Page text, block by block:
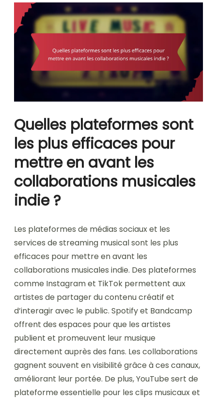
Quelles plateformes sont
les plus efficaces pour
mettre en avant les
collaborations musicales
indie ?
Les plateformes de médias sociaux et les
services de streaming musical sont les plus
efficaces pour mettre en avant les
collaborations musicales indie. Des plateformes
comme Instagram et TikTok permettent aux
artistes de partager du contenu créatif et
d’interagir avec le public. Spotify et Bandcamp
offrent des espaces pour que les artistes
publient et promeuvent leur musique
directement auprès des fans. Les collaborations
gagnent souvent en visibilité grâce à ces canaux,
améliorant leur portée. De plus, YouTube sert de
plateforme essentielle pour les clips musicaux et